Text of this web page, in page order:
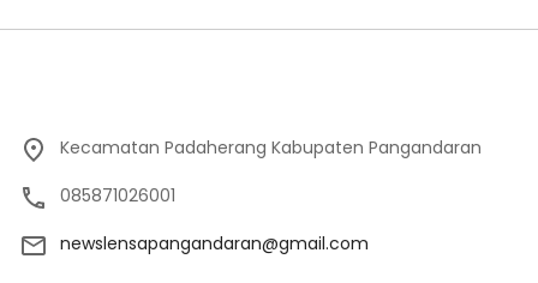
Kecamatan Padaherang Kabupaten Pangandaran
085871026001
newslensapangandaran@gmail.com